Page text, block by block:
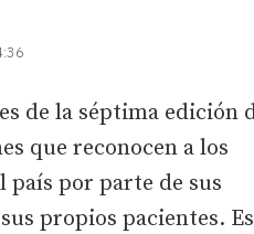
de la séptima edición
que reconocen a los
país por parte de sus
propios pacientes.